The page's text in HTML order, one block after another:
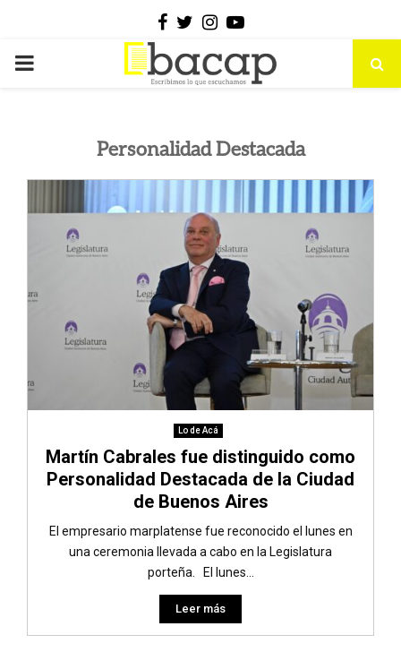
Facebook
Twitter
Instagram
Youtube
PRIMARY
Personalidad Destacada
Lo de Acá
Martín Cabrales fue distinguido como
Personalidad Destacada de la Ciudad
de Buenos Aires
El empresario marplatense fue reconocido el lunes en
una ceremonia llevada a cabo en la Legislatura
porteña. El lunes...
Leer más